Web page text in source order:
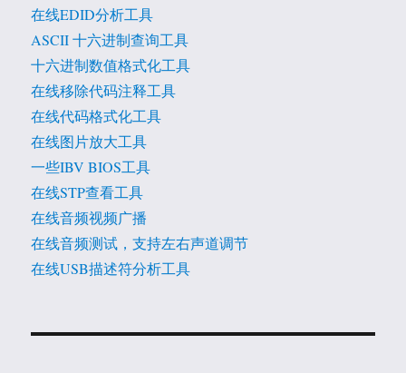
在线EDID分析工具
ASCII 十六进制查询工具
十六进制数值格式化工具
在线移除代码注释工具
在线代码格式化工具
在线图片放大工具
一些IBV BIOS工具
在线STP查看工具
在线音频视频广播
在线音频测试，支持左右声道调节
在线USB描述符分析工具